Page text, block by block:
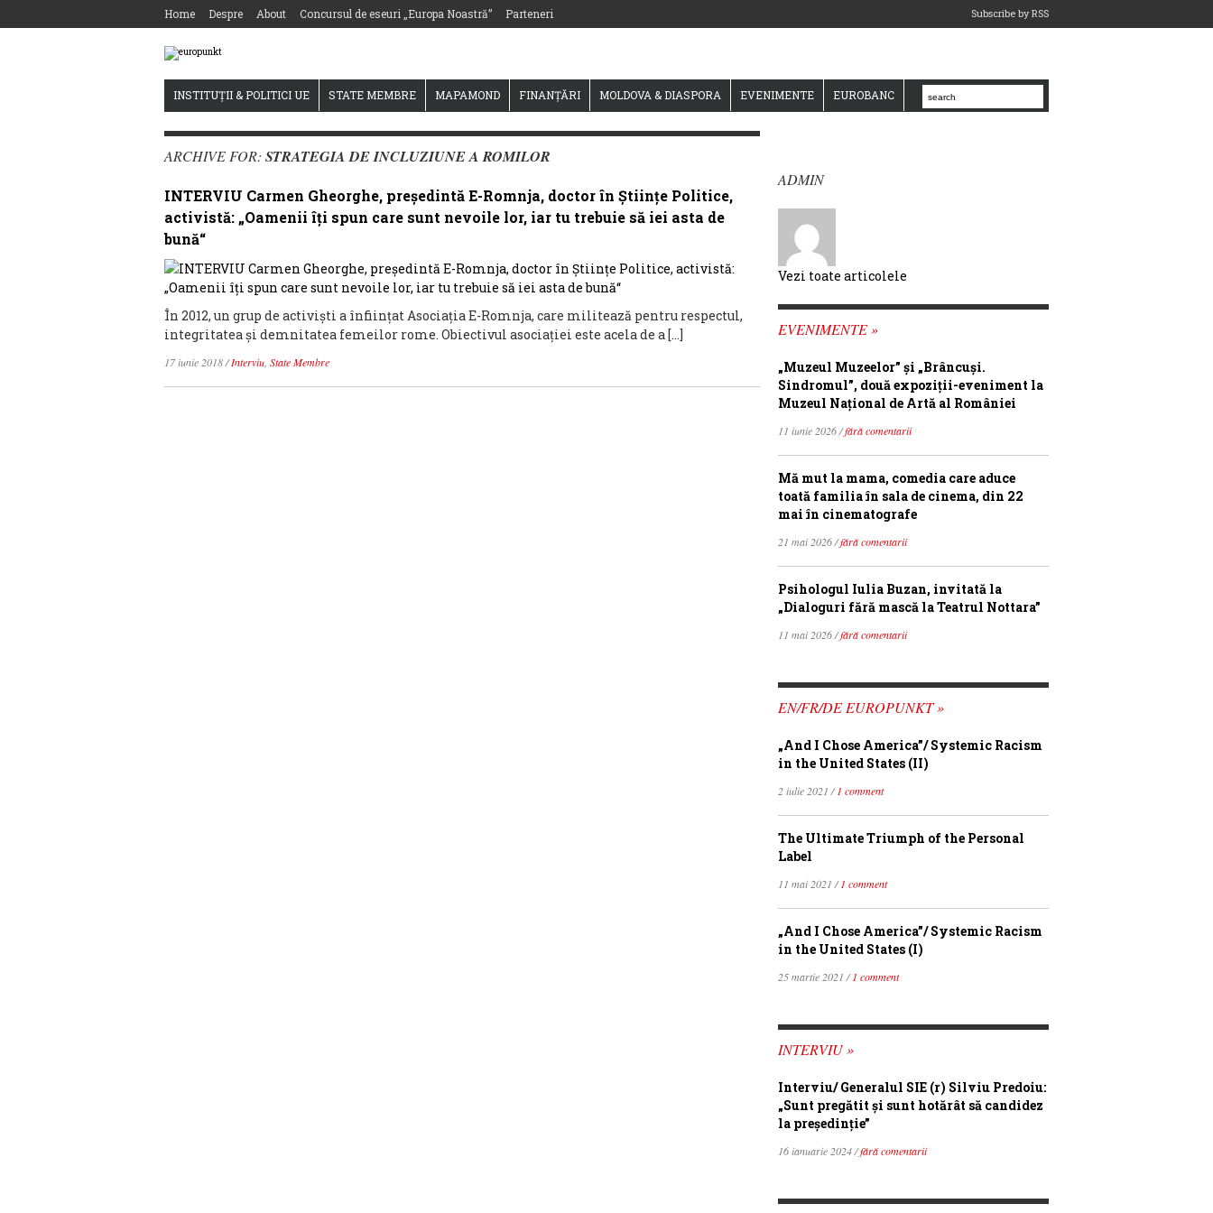
Subscribe by RSS
Home Despre About Concursul de eseuri „Europa Noastră” Parteneri
INSTITUȚII & POLITICI UE STATE MEMBRE MAPAMOND FINANȚĂRI MOLDOVA & DIASPORA EVENIMENTE EUROBANC
ARCHIVE FOR: STRATEGIA DE INCLUZIUNE A ROMILOR
INTERVIU Carmen Gheorghe, președintă E-Romnja, doctor în Științe Politice,
activistă: „Oamenii îți spun care sunt nevoile lor, iar tu trebuie să iei asta de
bună“
În 2012, un grup de activiști a înființat Asociația E-Romnja, care militează pentru respectul,
integritatea și demnitatea femeilor rome. Obiectivul asociației este acela de a […]
17 iunie 2018/Interviu State Membre
ADMIN
Vezi toate articolele
EVENIMENTE »
„Muzeul Muzeelor” și „Brâncuși.
Sindromul”, două expoziții-eveniment la
Muzeul Național de Artă al României
11 iunie 2026 /fără comentarii
Mă mut la mama, comedia care aduce
toată familia în sala de cinema, din 22
mai în cinematografe
21 mai 2026 /fără comentarii
Psihologul Iulia Buzan, invitată la
„Dialoguri fără mască la Teatrul Nottara”
11 mai 2026 /fără comentarii
EN/FR/DE EUROPUNKT »
„And I Chose America”/ Systemic Racism
in the United States (II)
2 iulie 2021 /1 comment
The Ultimate Triumph of the Personal
Label
11 mai 2021 /1 comment
„And I Chose America”/ Systemic Racism
in the United States (I)
25 martie 2021 /1 comment
INTERVIU »
Interviu/ Generalul SIE (r) Silviu Predoiu:
„Sunt pregătit și sunt hotărât să candidez
la președinție”
16 ianuarie 2024 /fără comentarii